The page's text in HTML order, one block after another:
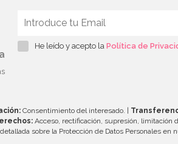
He leído y acepto la Política de
Consentimiento del interesado. |
Acceso, rectificación, supresión, limitación
sobre la Protección de Datos Personales en